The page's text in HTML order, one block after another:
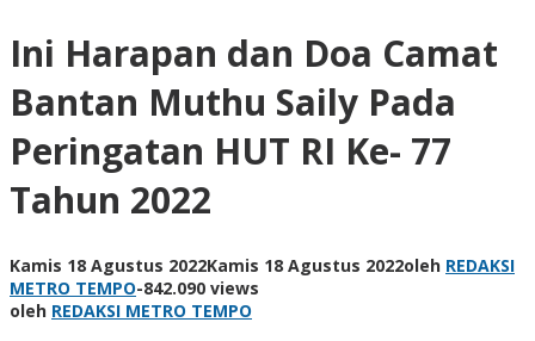
Ini Harapan dan Doa Camat
Bantan Muthu Saily Pada
Peringatan HUT RI Ke- 77
Tahun 2022
Kamis 18 Agustus 2022Kamis 18 Agustus 2022oleh REDAKSI
METRO TEMPO-842.090 views
oleh REDAKSI METRO TEMPO